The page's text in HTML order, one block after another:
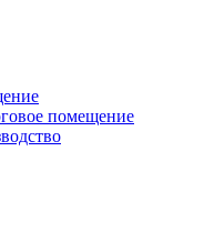
помещение